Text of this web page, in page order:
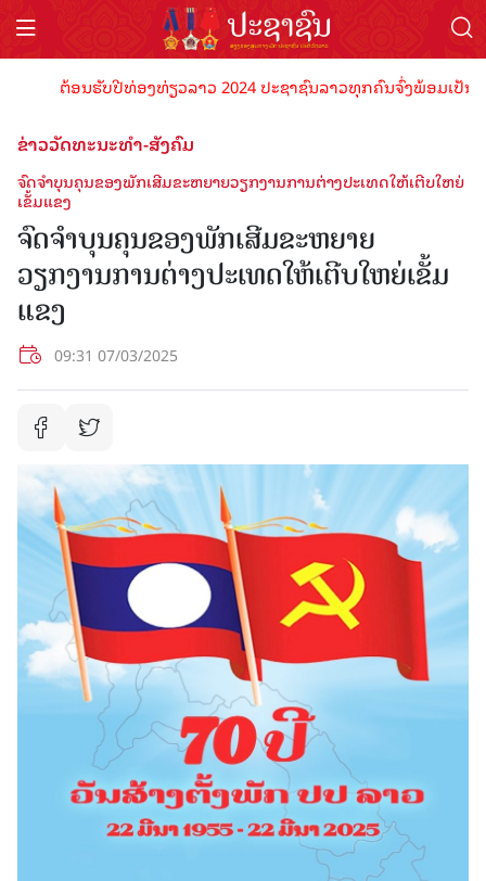
ຕ້ອນຮັບປີທ່ອງທ່ຽວລາວ 2024 ປະຊາຊົນລາວທຸກຄົນຈົ່ງພ້ອມເປັນເຈົ້
ຂ່າວວັດທະນະທຳ-ສັງຄົມ
ຈົດຈຳບຸນຄຸນຂອງພັກເສີມຂະຫຍາຍວຽກງານການຕ່າງປະເທດໃຫ້ເຕີບໃຫຍ່
ເຂັ້ມແຂງ
ຈົດຈຳບຸນຄຸນຂອງພັກເສີມຂະຫຍາຍ
ວຽກງານການຕ່າງປະເທດໃຫ້ເຕີບໃຫຍ່ເຂັ້ມ
ແຂງ
09:31 07/03/2025